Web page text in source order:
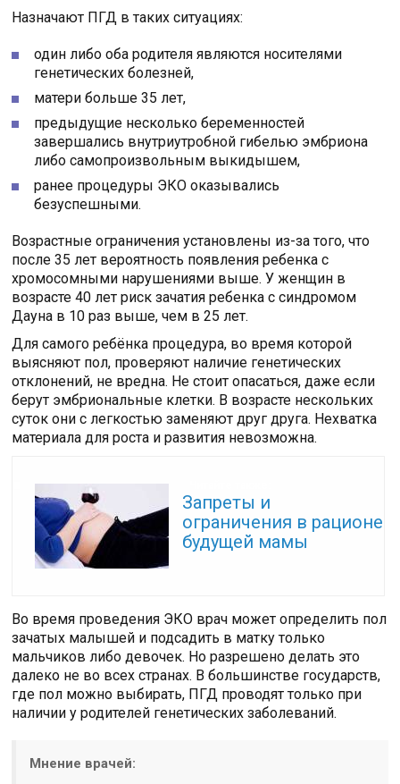
Назначают ПГД в таких ситуациях:
один либо оба родителя являются носителями
генетических болезней,
матери больше 35 лет,
предыдущие несколько беременностей
завершались внутриутробной гибелью эмбриона
либо самопроизвольным выкидышем,
ранее процедуры ЭКО оказывались
безуспешными.
Возрастные ограничения установлены из-за того, что
после 35 лет вероятность появления ребенка с
хромосомными нарушениями выше. У женщин в
возрасте 40 лет риск зачатия ребенка с синдромом
Дауна в 10 раз выше, чем в 25 лет.
Для самого ребёнка процедура, во время которой
выясняют пол, проверяют наличие генетических
отклонений, не вредна. Не стоит опасаться, даже если
берут эмбриональные клетки. В возрасте нескольких
суток они с легкостью заменяют друг друга. Нехватка
материала для роста и развития невозможна.
Запреты и
ограничения в рационе
будущей мамы
Во время проведения ЭКО врач может определить пол
зачатых малышей и подсадить в матку только
мальчиков либо девочек. Но разрешено делать это
далеко не во всех странах. В большинстве государств,
где пол можно выбирать, ПГД проводят только при
наличии у родителей генетических заболеваний.
Мнение врачей: